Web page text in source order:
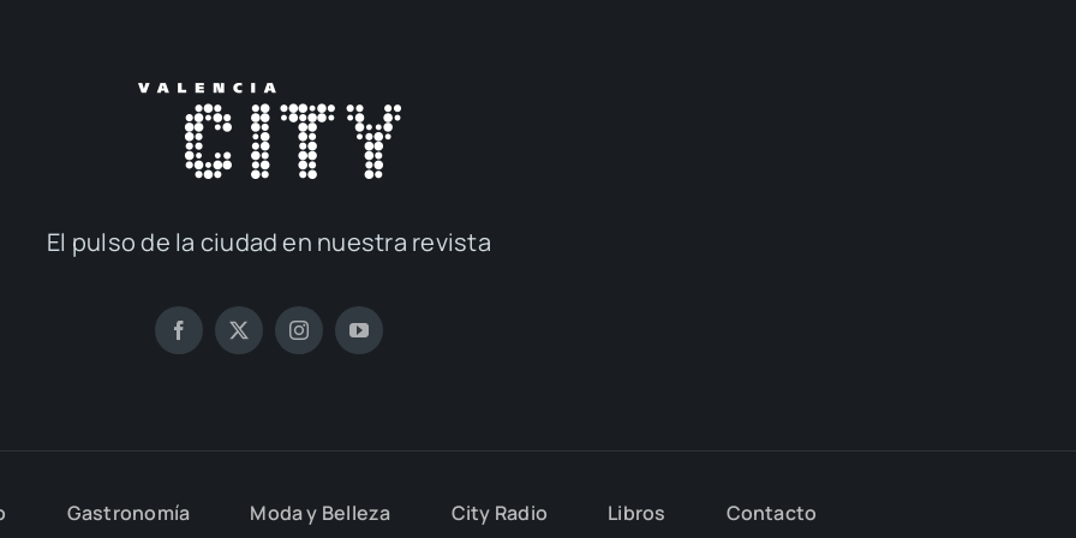
El pul­so de la ciu­dad en nues­tra revis­ta
Gas­tro­no­mía Moda y Belle­za City Radio Libros Con­tac­to